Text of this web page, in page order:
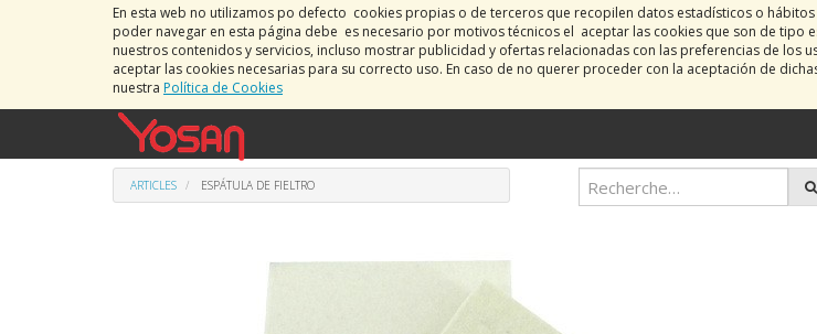
En esta web no utilizamos po defecto cookies propias o de terceros que recopilen datos estadísticos o
poder navegar en esta página debe es necesario por motivos técnicos el aceptar las cookies que son de tipo
nuestros contenidos y servicios, incluso mostrar publicidad y ofertas relacionadas con las preferencias de los
aceptar las cookies necesarias para su correcto uso. En caso de no querer proceder con la aceptación de
nuestra Política de Cookies
ARTICLES ESPÁTULA DE FIELTRO